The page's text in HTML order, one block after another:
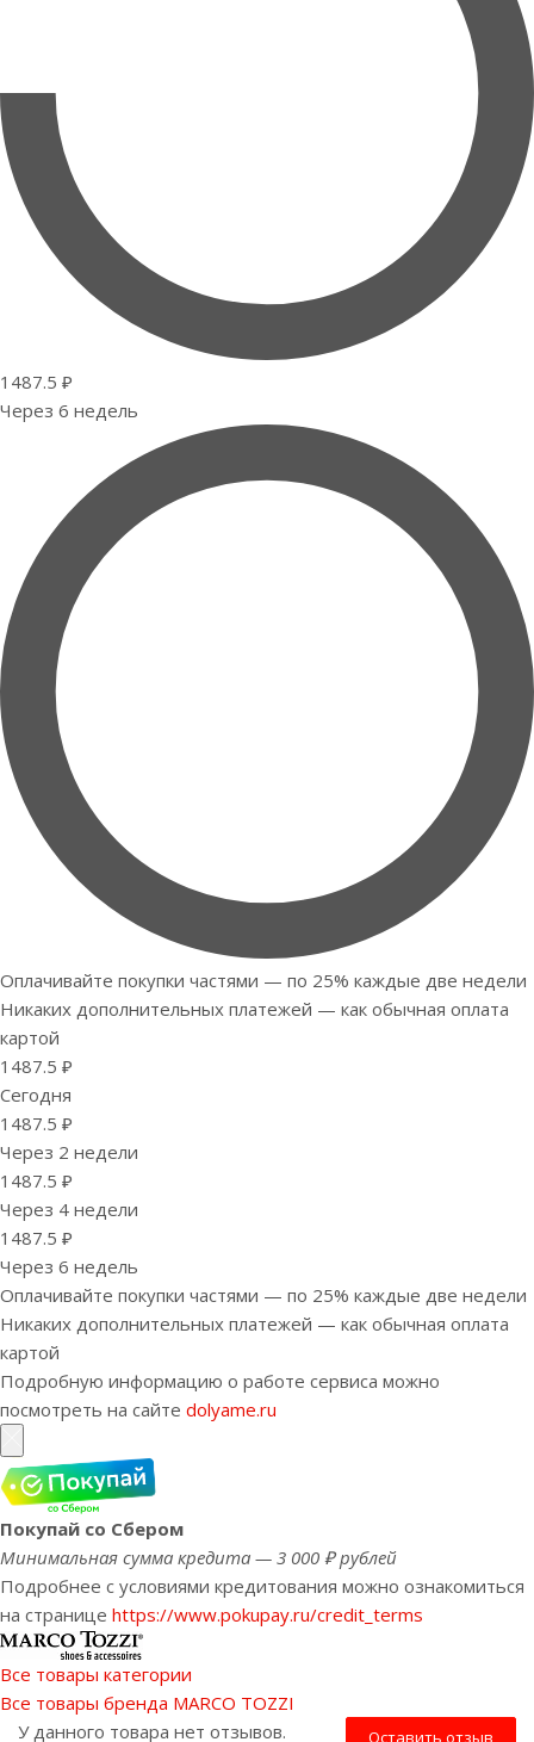
1487.5 ₽
Через 6 недель
Оплачивайте покупки частями — по 25% каждые две недели
Никаких дополнительных платежей — как обычная оплата
картой
1487.5 ₽
Сегодня
1487.5 ₽
Через 2 недели
1487.5 ₽
Через 4 недели
1487.5 ₽
Через 6 недель
Оплачивайте покупки частями — по 25% каждые две недели
Никаких дополнительных платежей — как обычная оплата
картой
Подробную информацию о работе сервиса можно
посмотреть на сайте dolyame.ru
Покупай со Сбером
Минимальная сумма кредита — 3 000 ₽ рублей
Подробнее с условиями кредитования можно ознакомиться
на странице https://www.pokupay.ru/credit_terms
Все товары категории
Все товары бренда MARCO TOZZI
У данного товара нет отзывов.